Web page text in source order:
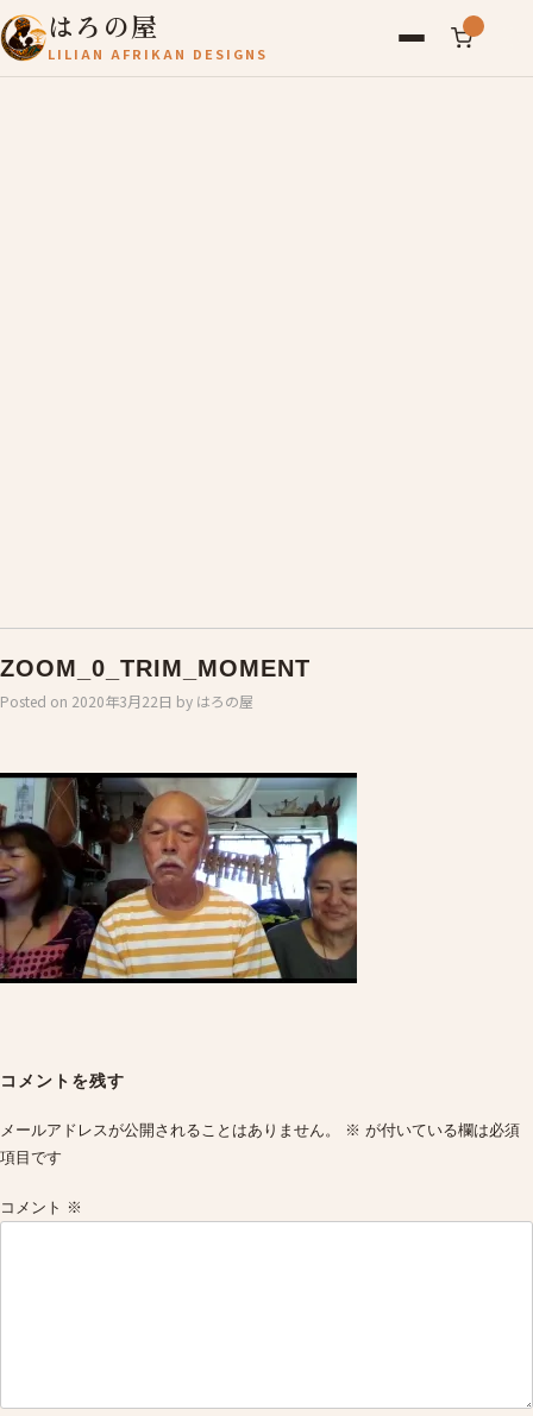
はろの屋
LILIAN AFRIKAN DESIGNS
ZOOM_0_TRIM_MOMENT
Posted on 2020年3月22日 by はろの屋
navigation
コメントを残す
メールアドレスが公開されることはありません。 ※ が付いている欄は必須
項目です
コメント ※